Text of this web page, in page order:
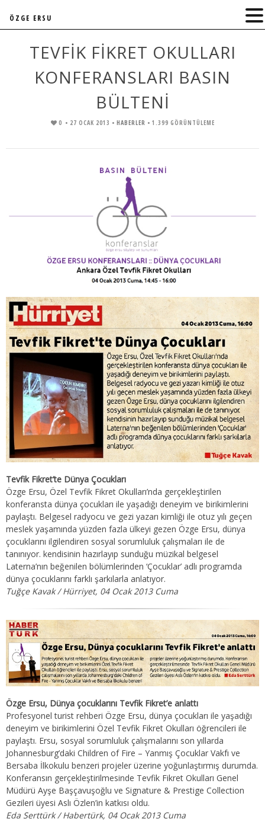
TEVFIK FIKRET OKULLARI
KONFERANSLARI BASIN
BÜLTENI
0 • 27 OCAK 2013 • HABERLER • 1.399 GÖRÜNTÜLEME
Tevfik Fikret’te Dünya Çocukları
Özge Ersu, Özel Tevfik Fikret Okulları’nda gerçekleştirilen
konferansta dünya çocukları ile yaşadığı deneyim ve birikimlerini
paylaştı. Belgesel radyocu ve gezi yazarı kimliği ile otuz yılı geçen
meslek yaşamında yüzden fazla ülkeyi gezen Özge Ersu, dünya
çocuklarını ilgilendiren sosyal sorumluluk çalışmaları ile de
tanınıyor. kendisinin hazırlayıp sunduğu müzikal belgesel
Laterna’nın beğenilen bölümlerinden ‘Çocuklar’ adlı programda
dünya çocuklarını farklı şarkılarla anlatıyor.
Tuğçe Kavak / Hürriyet, 04 Ocak 2013 Cuma
Özge Ersu, Dünya çocuklarını Tevfik Fikret’e anlattı
Profesyonel turist rehberi Özge Ersu, dünya çocukları ile yaşadığı
deneyim ve birikimlerini Özel Tevfik Fikret Okulları öğrencileri ile
paylaştı. Ersu, sosyal sorumluluk çalışmalarını son yıllarda
Johannesburg’daki Children of Fire – Yanmış Çocuklar Vakfı ve
Bersaba İlkokulu benzeri projeler üzerine yoğunlaştırmış durumda.
Konferansın gerçekleştirilmesinde Tevfik Fikret Okulları Genel
Müdürü Ayşe Başçavuşoğlu ve Signature & Prestige Collection
Gezileri üyesi Aslı Özlen’in katkısı oldu.
Eda Serttürk / Habertürk, 04 Ocak 2013 Cuma
ÖZGE ERSU